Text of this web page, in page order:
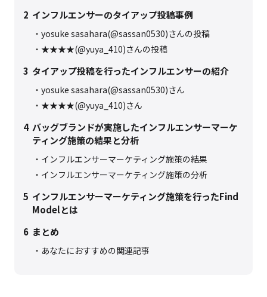
2 インフルエンサーのタイアップ投稿事例
yosuke sasahara(@sassan0530)さんの投稿
★★★★(@yuya_410)さんの投稿
3 タイアップ投稿を行ったインフルエンサーの紹介
yosuke sasahara(@sassan0530)さん
★★★★(@yuya_410)さん
4 バッグブランドが実施したインフルエンサーマーケ
ティング施策の結果と分析
インフルエンサーマーケティング施策の結果
インフルエンサーマーケティング施策の分析
5 インフルエンサーマーケティング施策を行ったFind
Modelとは
6 まとめ
あなたにおすすめの関連記事